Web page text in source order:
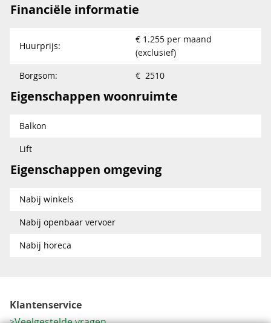
Financiële informatie
Huurprijs:
€ 1.255 per maand
(exclusief)
Borgsom:
€ 2510
Eigenschappen woonruimte
Balkon
Lift
Eigenschappen omgeving
Nabij winkels
Nabij openbaar vervoer
Nabij horeca
Klantenservice